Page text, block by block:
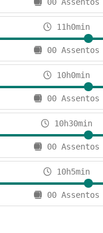
11h0min
00 Assentos
10h0min
00 Assentos
10h30min
00 Assentos
10h5min
00 Assentos